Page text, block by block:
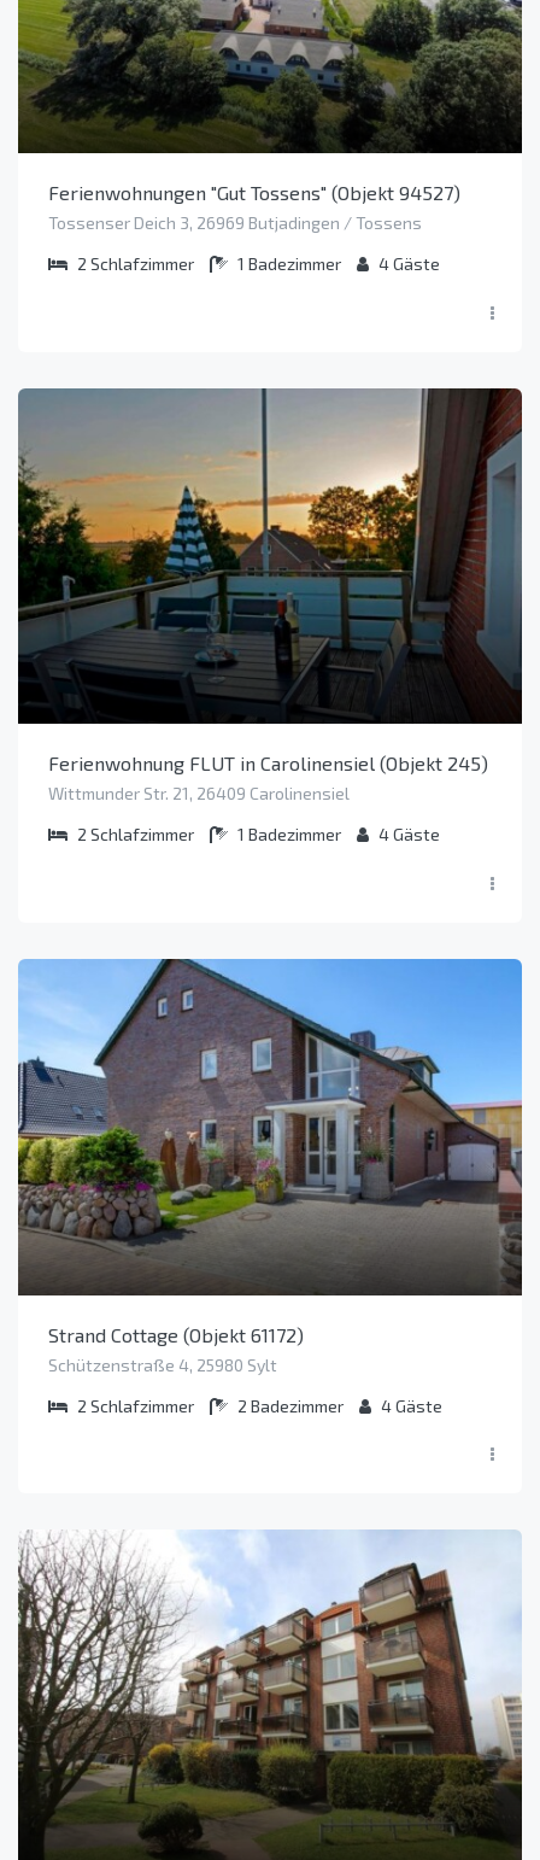
Ferienwohnungen "Gut Tossens" (Objekt 94527)
Tossenser Deich 3, 26969 Butjadingen / Tossens
2 Schlafzimmer 1 Badezimmer 4Gäste
Ferienwohnung FLUT in Carolinensiel (Objekt 245)
Wittmunder Str. 21, 26409 Carolinensiel
2 Schlafzimmer 1 Badezimmer 4Gäste
Strand Cottage (Objekt 61172)
Schützenstraße 4, 25980 Sylt
2 Schlafzimmer 2 Badezimmer 4Gäste